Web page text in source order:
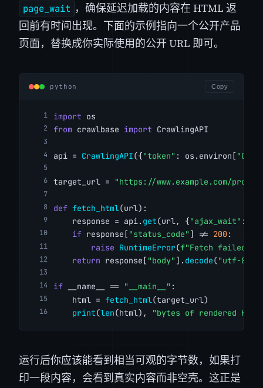
page_wait ，确保延迟加载的内容在 HTML 返
回前有时间出现。下面的示例指向一个公开产品
页面，替换成你实际使用的公开 URL 即可。
python Copy
import os
from crawlbase import CrawlingAPI
api = CrawlingAPI({"token" : os.environ[
target_url = "https://www.example.com/
def fetch_html(url):
    response = api.
get(url, {"ajax_wait" :
if response[ "status_code" ] != 200 :
raise RuntimeError(f"Fetch failed:
return response[ "body" ]. decode("utf-8"
if __name__ == "__main__" :
    html =
fetch_html(target_url)
print(len(html), "bytes of rendered
运行后你应该能看到相当可观的字节数，如果打
印一段内容，会看到真实内容而非空壳。这正是